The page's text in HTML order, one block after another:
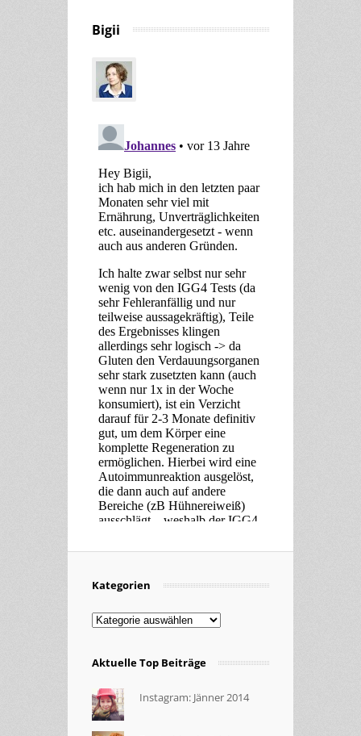
Bigii
Kategorien
Kategorien
Aktuelle Top Beiträge
Instagram: Jänner 2014